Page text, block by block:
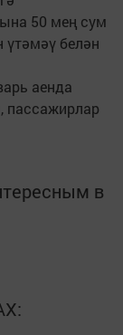
50 мең сум
белән
аенда
пассажирлар
в